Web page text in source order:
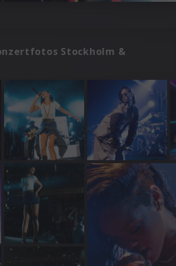
Stockholm &